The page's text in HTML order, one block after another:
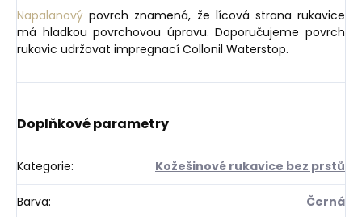
Napalanový povrch znamená, že lícová strana rukavice
má hladkou povrchovou úpravu. Doporučujeme povrch
rukavic udržovat impregnací Collonil Waterstop.
Doplňkové parametry
Kategorie: Kožešinové rukavice bez prstů
Barva: Černá